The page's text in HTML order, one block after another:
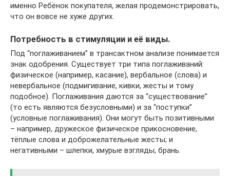
именно Ребёнок покупателя, желая продемонстрировать,
что он вовсе не хуже других.
Потребность в стимуляции и её виды.
Под “поглаживанием” в трансактном анализе понимается
знак одобрения. Существует три типа поглаживаний:
физическое (например, касание), вербальное (слова) и
невербальное (подмигивание, кивки, жесты и тому
подобное). Поглаживания даются за “существование”
(то есть являются безусловными) и за “поступки”
(условные поглаживания). Они могут быть позитивными
– например, дружеское физическое прикосновение,
тёплые слова и доброжелательные жесты; и
негативными – шлепки, хмурые взгляды, брань.